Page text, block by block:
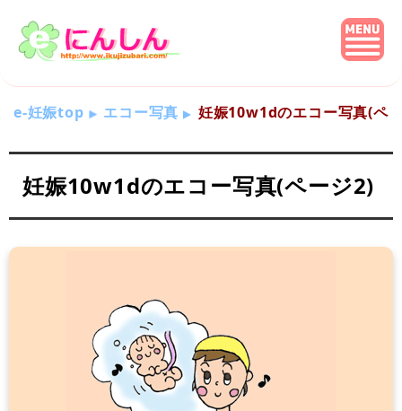
e-妊娠top エコー写真 妊娠10w1dのエコー写真(ペ
妊娠10w1dのエコー写真(ページ2)